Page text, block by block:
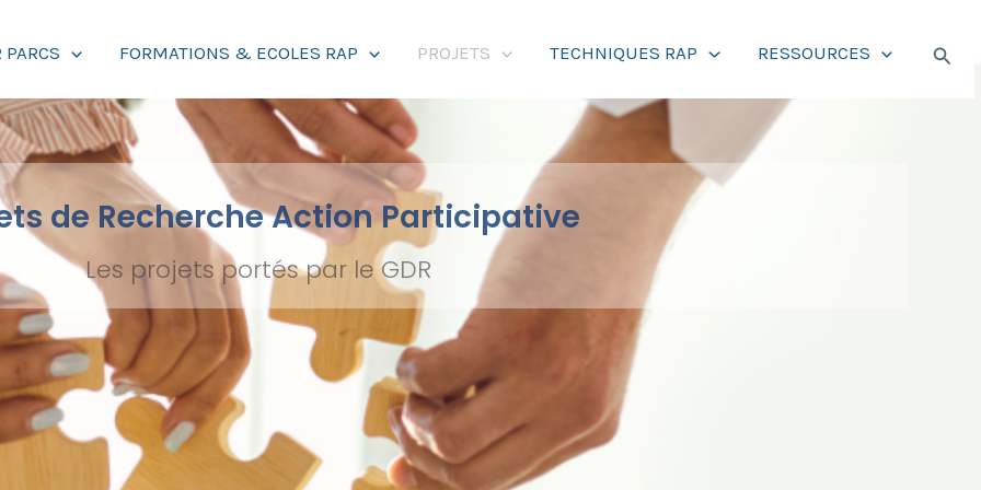
PARCS FORMATIONS & ECOLES RAP PROJETS TECHNIQUES RAP RESSOURCES
de Recherche Action Participative
Les projets portés par le GDR